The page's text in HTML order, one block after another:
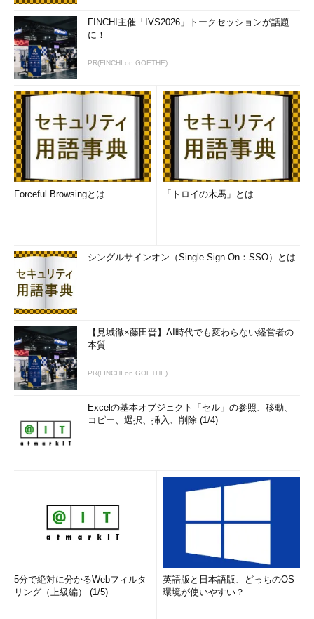
FINCHI主催「IVS2026」トークセッションが話題
に！
PR(FINCHI on GOETHE)
Forceful Browsingとは 「トロイの木馬」とは
シングルサインオン（Single Sign-On：SSO）とは
【見城徹×藤田晋】AI時代でも変わらない経営者の
本質
PR(FINCHI on GOETHE)
Excelの基本オブジェクト「セル」の参照、移動、
コピー、選択、挿入、削除 (1/4)
5分で絶対に分かるWebフィルタ
リング（上級編） (1/5)
英語版と日本語版、どっちのOS
環境が使いやすい？